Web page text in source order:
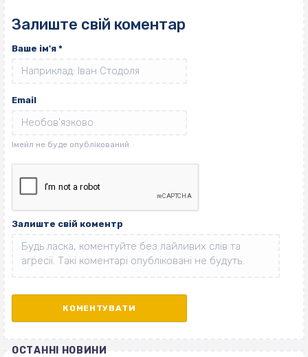
Залиште свій коментар
Ваше ім'я *
Email
Залиште свій коментр
ОСТАННІ НОВИНИ